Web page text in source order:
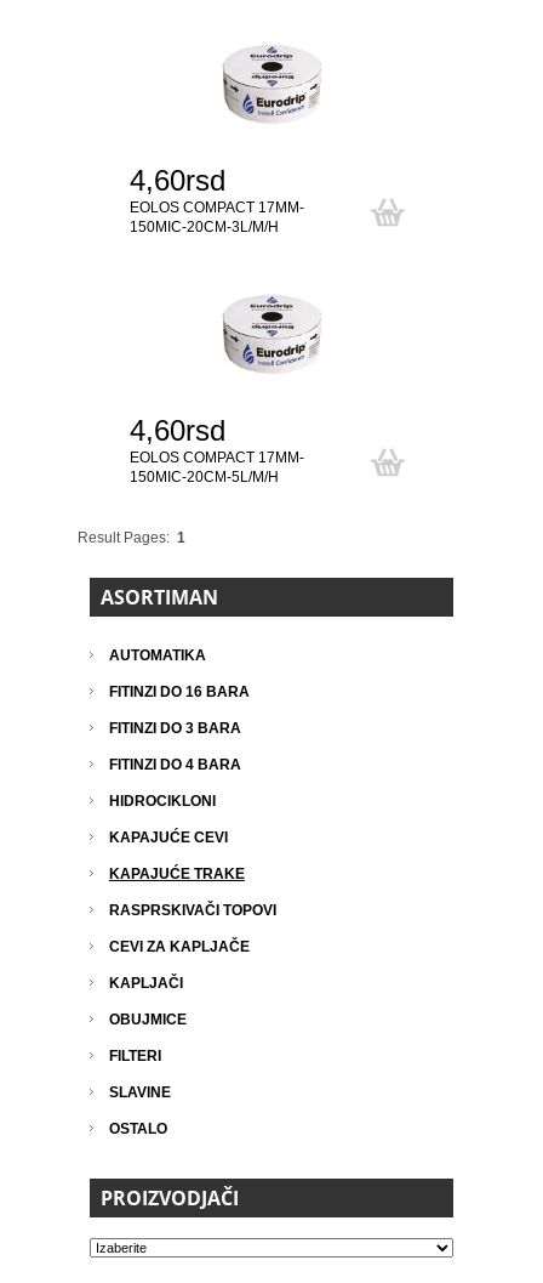
4,60rsd
EOLOS COMPACT 17MM-
150MIC-20CM-3L/M/H
4,60rsd
EOLOS COMPACT 17MM-
150MIC-20CM-5L/M/H
Result Pages: 1
ASORTIMAN
AUTOMATIKA
FITINZI DO 16 BARA
FITINZI DO 3 BARA
FITINZI DO 4 BARA
HIDROCIKLONI
KAPAJUĆE CEVI
KAPAJUĆE TRAKE
RASPRSKIVAČI TOPOVI
CEVI ZA KAPLJAČE
KAPLJAČI
OBUJMICE
FILTERI
SLAVINE
OSTALO
PROIZVODJAČI